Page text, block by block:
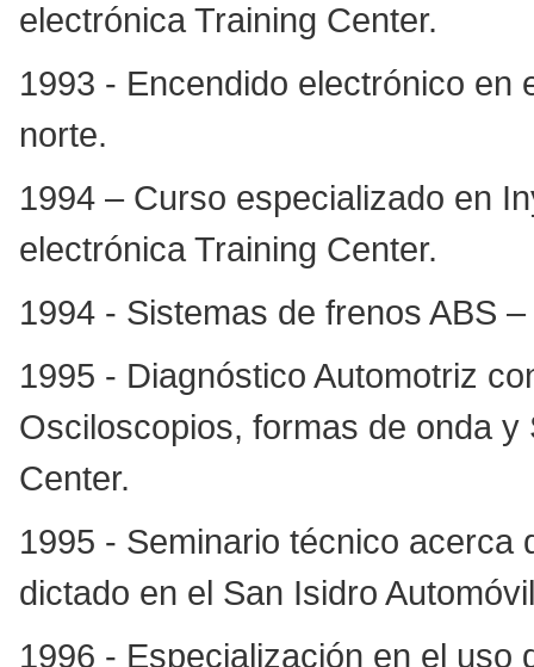
electrónica Training Center.
1993 - Encendido electrónico en
norte.
1994 – Curso especializado en
electrónica Training Center.
1994 - Sistemas de frenos ABS
1995 - Diagnóstico Automotriz
Osciloscopios, formas de onda
Center.
1995 - Seminario técnico acerca
dictado en el San Isidro
1996 - Especialización en el uso